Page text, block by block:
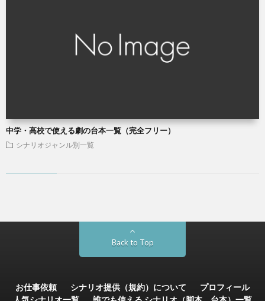
中学・高校で使える劇の台本一覧（完全フリー）
シナリオジャンル別一覧
Back to Top
お仕事依頼 シナリオ提供（規約）について
プロフィール